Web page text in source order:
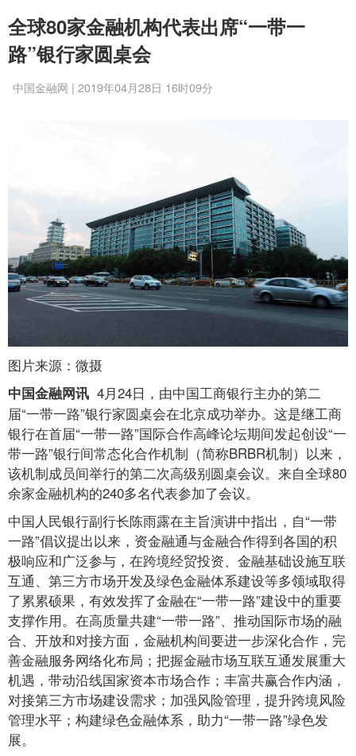
全球80家金融机构代表出席“一带一
路”银行家圆桌会
中国金融网 | 2019年04月28日 16时09分
图片来源：微摄
中国金融网讯 4月24日，由中国工商银行主办的第二
届“一带一路”银行家圆桌会在北京成功举办。这是继工商
银行在首届“一带一路”国际合作高峰论坛期间发起创设“一
带一路”银行间常态化合作机制（简称BRBR机制）以来，
该机制成员间举行的第二次高级别圆桌会议。来自全球80
余家金融机构的240多名代表参加了会议。
中国人民银行副行长陈雨露在主旨演讲中指出，自“一带
一路”倡议提出以来，资金融通与金融合作得到各国的积
极响应和广泛参与，在跨境经贸投资、金融基础设施互联
互通、第三方市场开发及绿色金融体系建设等多领域取得
了累累硕果，有效发挥了金融在“一带一路”建设中的重要
支撑作用。在高质量共建“一带一路”、推动国际市场的融
合、开放和对接方面，金融机构间要进一步深化合作，完
善金融服务网络化布局；把握金融市场互联互通发展重大
机遇，带动沿线国家资本市场合作；丰富共赢合作内涵，
对接第三方市场建设需求；加强风险管理，提升跨境风险
管理水平；构建绿色金融体系，助力“一带一路”绿色发
展。